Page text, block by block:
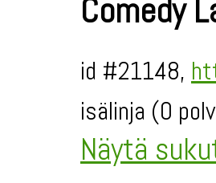
Comedy
id #21148,
isälinja (0
Näytä